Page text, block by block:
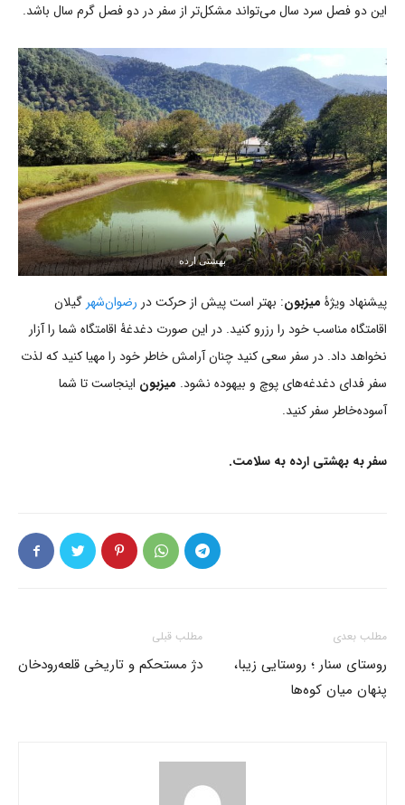
این دو فصل سرد سال می‌تواند مشکل‌تر از سفر در دو فصل گرم سال باشد.
بهشتی ارده
پیشنهاد ویژۀ میزبون: بهتر است پیش از حرکت در رضوان‌شهر گیلان
اقامتگاه مناسب خود را رزرو کنید. در این صورت دغدغۀ اقامتگاه شما را آزار
نخواهد داد. در سفر سعی کنید چنان آرامش خاطر خود را مهیا کنید که لذت
سفر فدای دغدغه‌های پوچ و بیهوده نشود. میزبون اینجاست تا شما
آسوده‌خاطر سفر کنید.
سفر به بهشتی ارده به سلامت.
مطلب قبلی
دژ مستحکم و تاریخی قلعه‌رودخان
مطلب بعدی
روستای سنار ؛ روستایی زیبا،
پنهان میان کوه‌ها